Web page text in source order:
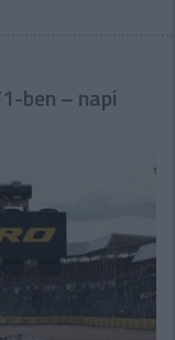
ben – napi